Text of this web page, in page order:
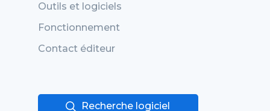
Outils et logiciels
Fonctionnement
Contact éditeur
Recherche logiciel